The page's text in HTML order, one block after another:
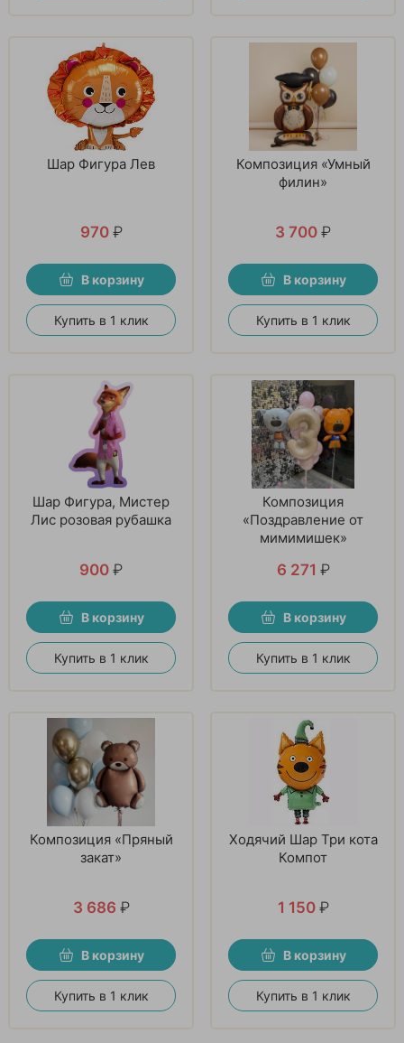
Шар Фигура Лев
970 ₽
В корзину
Купить в 1 клик
Композиция «Умный
филин»
3 700 ₽
В корзину
Купить в 1 клик
Шар Фигура, Мистер
Лис розовая рубашка
900 ₽
В корзину
Купить в 1 клик
Композиция
«Поздравление от
мимимишек»
6 271 ₽
В корзину
Купить в 1 клик
Композиция «Пряный
закат»
3 686 ₽
В корзину
Купить в 1 клик
Ходячий Шар Три кота
Компот
1 150 ₽
В корзину
Купить в 1 клик